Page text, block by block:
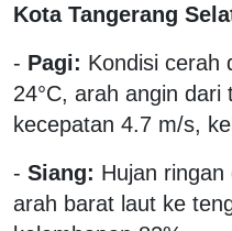
Kota Tangerang
- Pagi: Kondisi cerah
24°C, arah angin
kecepatan 4.7 m/s,
- Siang: Hujan ringan
arah barat laut ke